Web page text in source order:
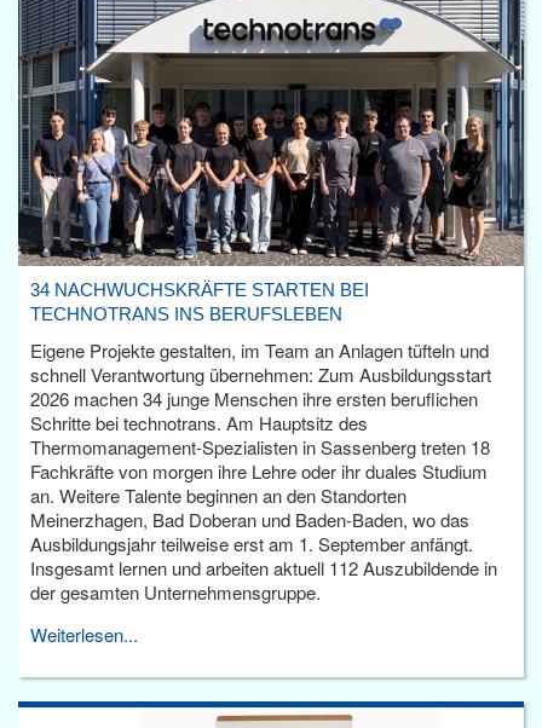
34 NACHWUCHSKRÄFTE STARTEN BEI
TECHNOTRANS INS BERUFSLEBEN
Eigene Projekte gestalten, im Team an Anlagen tüfteln und
schnell Verantwortung übernehmen: Zum Ausbildungsstart
2026 machen 34 junge Menschen ihre ersten beruflichen
Schritte bei technotrans. Am Hauptsitz des
Thermomanagement-Spezialisten in Sassenberg treten 18
Fachkräfte von morgen ihre Lehre oder ihr duales Studium
an. Weitere Talente beginnen an den Standorten
Meinerzhagen, Bad Doberan und Baden-Baden, wo das
Ausbildungsjahr teilweise erst am 1. September anfängt.
Insgesamt lernen und arbeiten aktuell 112 Auszubildende in
der gesamten Unternehmensgruppe.
Weiterlesen...